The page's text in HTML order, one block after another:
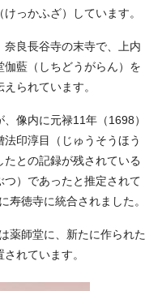
っかふざ）しています。
良長谷寺の末寺で、上内
藍（しちどうがらん）を
られています。
像内に元禄11年（1698）
法印淳目（じゅうそうほう
との記録が残されている
）であったと推定されて
寿徳寺に統合されました。
薬師堂に、新たに作られた
れています。